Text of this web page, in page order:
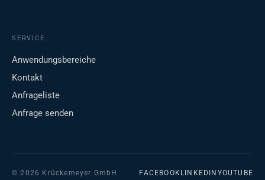
SERVICE
Anwendungsbereiche
Kontakt
Anfrageliste
Anfrage senden
© 2026 Krückemeyer GmbH FACEBOOK LINKEDIN YOUTUBE